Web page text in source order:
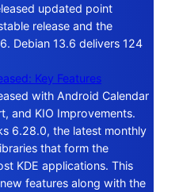
updated point
release and the
Debian 13.6 delivers 124
Key Features
with Android Calendar
and KIO Improvements.
6.28.0, the latest monthly
that form the
KDE applications. This
features along with the